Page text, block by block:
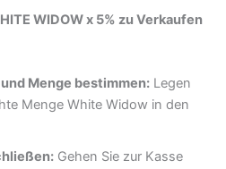
WIDOW x 5% zu Verkaufen
Menge bestimmen:Legen
Menge White Widow in den
Gehen Sie zur Kasse